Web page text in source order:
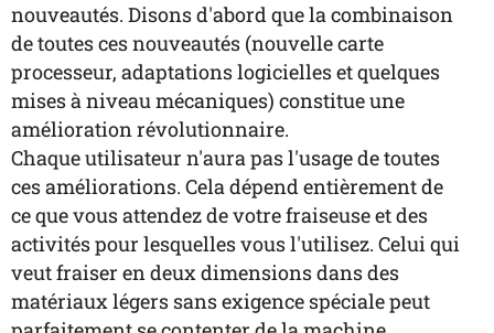
nouveautés. Disons d'abord que la combinaison
de toutes ces nouveautés (nouvelle carte
processeur, adaptations logicielles et quelques
mises à niveau mécaniques) constitue une
amélioration révolutionnaire.
Chaque utilisateur n'aura pas l'usage de toutes
ces améliorations. Cela dépend entièrement de
ce que vous attendez de votre fraiseuse et des
activités pour lesquelles vous l'utilisez. Celui qui
veut fraiser en deux dimensions dans des
matériaux légers sans exigence spéciale peut